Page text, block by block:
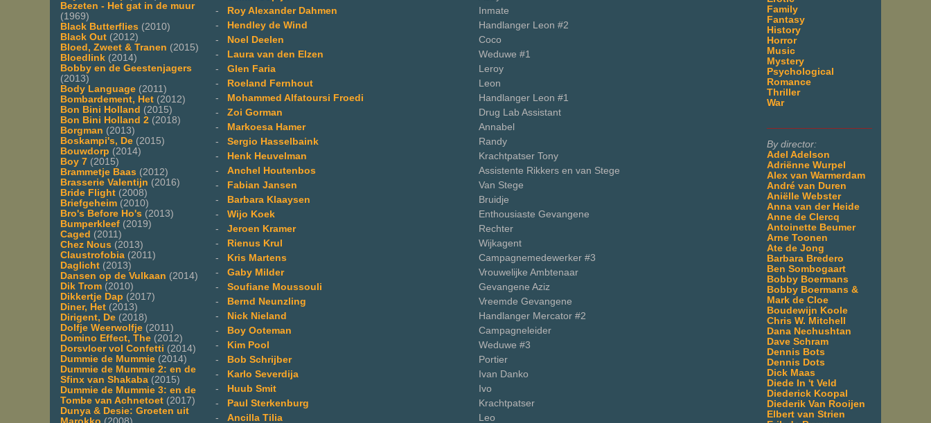
Bezeten - Het gat in de muur
(1969)
Black Butterflies (2010)
Black Out (2012)
Bloed, Zweet & Tranen (2015)
Bloedlink (2014)
Bobby en de Geestenjagers
(2013)
Body Language (2011)
Bombardement, Het (2012)
Bon Bini Holland (2015)
Bon Bini Holland 2 (2018)
Borgman (2013)
Boskampi's, De (2015)
Bouwdorp (2014)
Boy 7 (2015)
Brammetje Baas (2012)
Brasserie Valentijn (2016)
Bride Flight (2008)
Briefgeheim (2010)
Bro's Before Ho's (2013)
Bumperkleef (2019)
Caged (2011)
Chez Nous (2013)
Claustrofobia (2011)
Daglicht (2013)
Dansen op de Vulkaan (2014)
Dik Trom (2010)
Dikkertje Dap (2017)
Diner, Het (2013)
Dirigent, De (2018)
Dolfje Weerwolfje (2011)
Domino Effect, The (2012)
Dorsvloer vol Confetti (2014)
Dummie de Mummie (2014)
Dummie de Mummie 2: en de
Sfinx van Shakaba (2015)
Dummie de Mummie 3: en de
Tombe van Achnetoet (2017)
Dunya & Desie: Groeten uit
Family
Fantasy
History
Horror
Music
Mystery
Psychological
Romance
Thriller
War
By director:
Adel Adelson
Adriënne Wurpel
Alex van Warmerdam
André van Duren
Aniëlle Webster
Anna van der Heide
Anne de Clercq
Antoinette Beumer
Arne Toonen
Ate de Jong
Barbara Bredero
Ben Sombogaart
Bobby Boermans
Bobby Boermans &
Mark de Cloe
Boudewijn Koole
Chris W. Mitchell
Dana Nechushtan
Dave Schram
Dennis Bots
Dennis Dots
Dick Maas
Diede In 't Veld
Diederick Koopal
Diederik Van Rooijen
Elbert van Strien
-
Roy Alexander Dahmen
Inmate
-
Hendley de Wind
Handlanger Leon #2
-
Noel Deelen
Coco
-
Laura van den Elzen
Weduwe #1
- Glen Faria
Leroy
-
Roeland Fernhout
Leon
-
Mohammed Alfatoursi Froedi
Handlanger Leon #1
- Zoi Gorman
Drug Lab Assistant
-
Markoesa Hamer
Annabel
- Sergio Hasselbaink
Randy
-
Henk Heuvelman
Krachtpatser Tony
- Anchel Houtenbos
Assistente Rikkers en van Stege
-
Fabian Jansen
Van Stege
-
Barbara Klaaysen
Bruidje
- Wijo Koek
Enthousiaste Gevangene
- Jeroen Kramer
Rechter
-
Rienus Krul
Wijkagent
-
Kris Martens
Campagnemedewerker #3
- Gaby Milder
Vrouwelijke Ambtenaar
- Soufiane Moussouli
Gevangene Aziz
-
Bernd Neunzling
Vreemde Gevangene
-
Nick Nieland
Handlanger Mercator #2
-
Boy Ooteman
Campagneleider
-
Kim Pool
Weduwe #3
-
Bob Schrijber
Portier
-
Karlo Severdija
Ivan Danko
-
Huub Smit
Ivo
-
Paul Sterkenburg
Krachtpatser
- Ancilla Tilia
Leo